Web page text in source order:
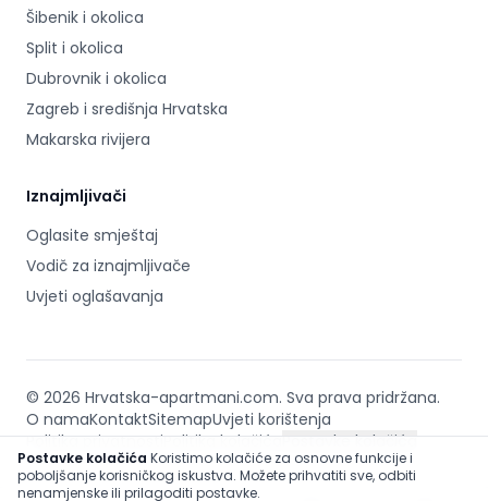
Šibenik i okolica
Split i okolica
Dubrovnik i okolica
Zagreb i središnja Hrvatska
Makarska rivijera
Iznajmljivači
Oglasite smještaj
Vodič za iznajmljivače
Uvjeti oglašavanja
© 2026 Hrvatska-apartmani.com. Sva prava pridržana.
O namaKontaktSitemapUvjeti korištenja
Politika privatnostiPolitika kolačićaPostavke kolačića
Footer
Postavke kolačića Koristimo kolačiće za osnovne funkcije i
poboljšanje korisničkog iskustva. Možete prihvatiti sve, odbiti
nenamjenske ili prilagoditi postavke.